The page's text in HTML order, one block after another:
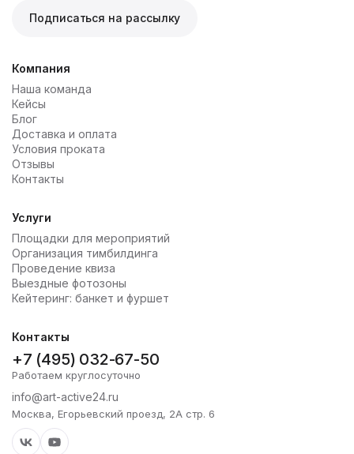
Подписаться на рассылку
Компания
Наша команда
Кейсы
Блог
Доставка и оплата
Условия проката
Отзывы
Контакты
Услуги
Площадки для мероприятий
Организация тимбилдинга
Проведение квиза
Выездные фотозоны
Кейтеринг: банкет и фуршет
Контакты
+7 (495) 032-67-50
Работаем круглосуточно
info@art-active24.ru
Москва, Егорьевский проезд, 2А стр. 6